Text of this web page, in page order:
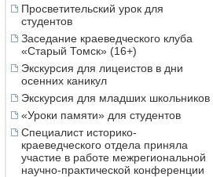
Просветительский урок для
студентов
Заседание краеведческого клуба
«Старый Томск» (16+)
Экскурсия для лицеистов в дни
осенних каникул
Экскурсия для младших школьников
«Уроки памяти» для студентов
Специалист историко-
краеведческого отдела приняла
участие в работе межрегиональной
научно-практической конференции